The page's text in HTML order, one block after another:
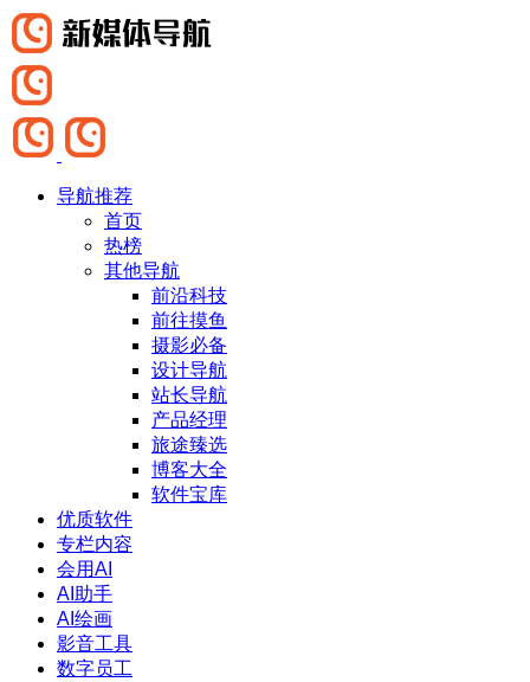
导航推荐
首页
热榜
其他导航
前沿科技
前往摸鱼
摄影必备
设计导航
站长导航
产品经理
旅途臻选
博客大全
软件宝库
优质软件
专栏内容
会用AI
AI助手
AI绘画
影音工具
数字员工